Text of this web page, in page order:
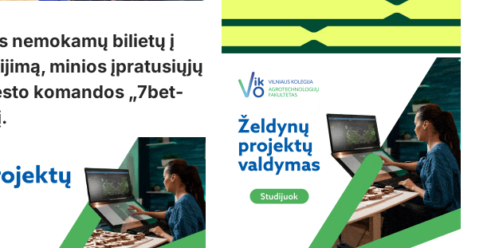
nemokamų bilietų į
minios įpratusiųjų
komandos „7bet-